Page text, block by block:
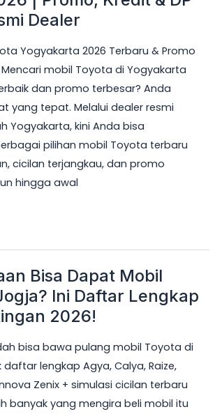
Dealer
Yogyakarta 2026 Terbaru & Promo
mobil Toyota di Yogyakarta
dan promo terbesar? Anda
yang tepat. Melalui dealer resmi
Yogyakarta, kini Anda bisa
pilihan mobil Toyota terbaru
cicilan terjangkau, dan promo
hingga awal
Bisa Dapat Mobil
Ini Daftar Lengkap
2026!
bisa bawa pulang mobil Toyota di
lengkap Agya, Calya, Raize,
Zenix + simulasi cicilan terbaru
banyak yang mengira beli mobil itu